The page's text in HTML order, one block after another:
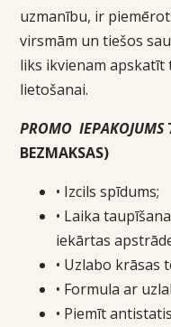
uzmanību, ir
virsmām un tiešos
liks ikvienam
lietošanai.
PROMO IEPAKOJUMS
BEZMAKSAS)
• Izcils spīdums;
• Laika
iekārtas
• Uzlabo krāsas
• Formula ar
• Piemīt